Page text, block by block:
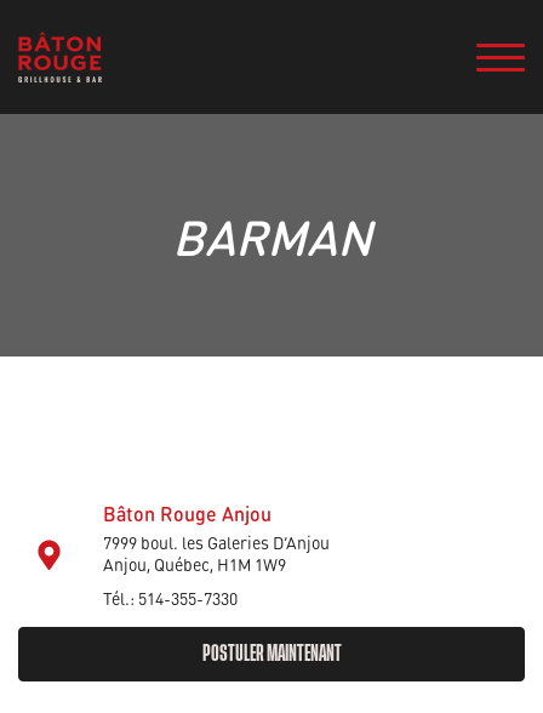
BARMAN
Bâton Rouge Anjou
7999 boul. les Galeries D’Anjou
Anjou, Québec, H1M 1W9
Tél.: 514-355-7330
POSTULER MAINTENANT